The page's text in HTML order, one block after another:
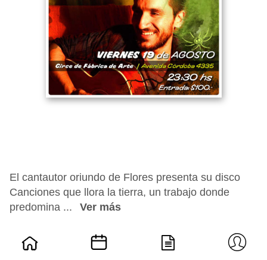
El cantautor oriundo de Flores presenta su disco
Canciones que llora la tierra, un trabajo donde
predomina ...
Ver más